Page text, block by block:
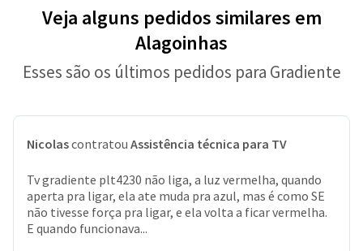
Veja alguns pedidos similares em
Alagoinhas
Esses são os últimos pedidos para Gradiente
Nicolascontratou Assistência técnica para TV
Tv gradiente plt4230 não liga, a luz vermelha, quando
aperta pra ligar, ela ate muda pra azul, mas é como SE
não tivesse força pra ligar, e ela volta a ficar vermelha.
E quando funcionava...